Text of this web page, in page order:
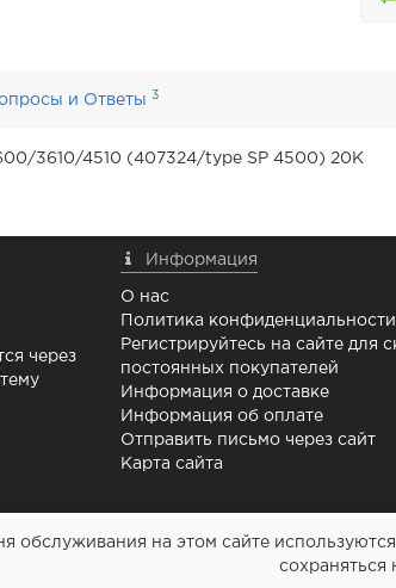
и Ответы3
3610/4510 (407324/type SP 4500) 20K
через
Информация
О нас
Политика конфиденциальности
Регистрируйтесь на сайте для
постоянных покупателей
Информация о доставке
Информация об оплате
Отправить письмо через сайт
Карта сайта
обслуживания на этом сайте
сохраняться